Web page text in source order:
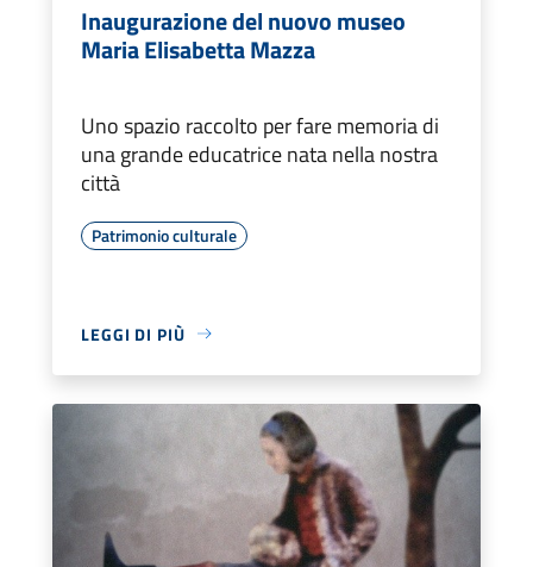
Inaugurazione del nuovo museo
Maria Elisabetta Mazza
Uno spazio raccolto per fare memoria di
una grande educatrice nata nella nostra
città
Patrimonio culturale
LEGGI DI PIÙ